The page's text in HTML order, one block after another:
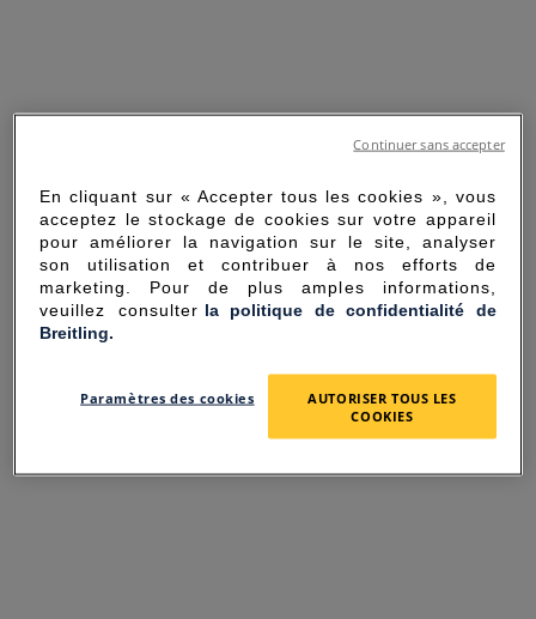
SORRY FOR THE
INCONVENIENCE
UNEXPECTED ERROR OCCURRED.
En cliquant sur « Accepter tous les cookies », vous
acceptez le stockage de cookies sur votre appareil
pour améliorer la navigation sur le site, analyser
son utilisation et contribuer à nos efforts de
marketing. Pour de plus amples informations,
veuillez consulter la politique de confidentialité de
Breitling.
Paramètres des cookies
AUTORISER TOUS LES
COOKIES
Continuer sans accepter